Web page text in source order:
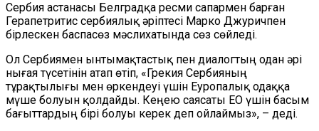
Сербия астанасы Белградқа ресми сапармен барған
Герапетритис сербиялық әріптесі Марко Джуричпен
бірлескен баспасөз мәслихатында сөз сөйледі.
Ол Сербиямен ынтымақтастық пен диалогтың одан әрі
нығая түсетінін атап өтіп, «Грекия Сербияның
тұрақтылығы мен өркендеуі үшін Еуропалық одаққа
мүше болуын қолдайды. Кеңею саясаты ЕО үшін басым
бағыттардың бірі болуы керек деп ойлаймыз», – деді.